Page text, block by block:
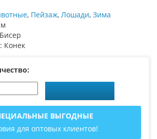
, Пейзаж, Лошади, Зима
Конек
ВЫГОДНЫЕ
для оптовых клиентов!